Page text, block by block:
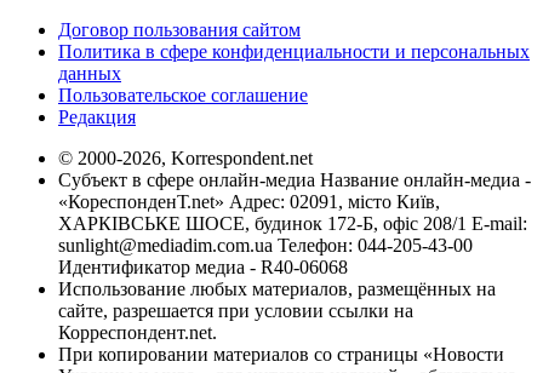
Договор пользования сайтом
Политика в сфере конфиденциальности и персональных
данных
Пользовательское соглашение
Редакция
© 2000-2026, Korrespondent.net
Субъект в сфере онлайн-медиа Название онлайн-медиа -
«КореспонденТ.net» Адрес: 02091, місто Київ,
ХАРКІВСЬКЕ ШОСЕ, будинок 172-Б, офіс 208/1 E-mail:
sunlight@mediadim.com.ua Телефон: 044-205-43-00
Идентификатор медиа - R40-06068
Использование любых материалов, размещённых на
сайте, разрешается при условии ссылки на
Корреспондент.net.
При копировании материалов со страницы «Новости